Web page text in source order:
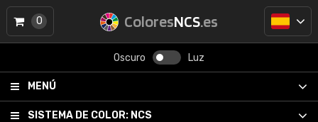
ColoresNCS.es
Oscuro Luz
MENÚ
SISTEMA DE COLOR: NCS
0